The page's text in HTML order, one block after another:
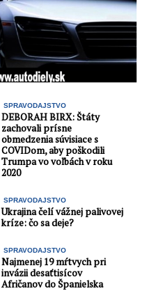
SPRAVODAJSTVO
DEBORAH BIRX: Štáty
zachovali prísne
obmedzenia súvisiace s
COVIDom, aby poškodili
Trumpa vo voľbách v roku
2020
SPRAVODAJSTVO
Ukrajina čelí vážnej palivovej
kríze: čo sa deje?
SPRAVODAJSTVO
Najmenej 19 mŕtvych pri
invázii desaťtisícov
Afričanov do Španielska